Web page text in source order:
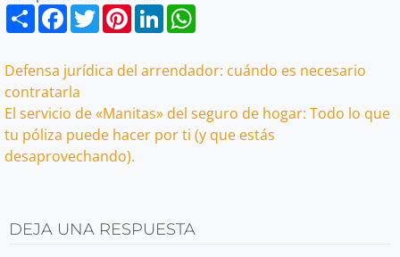
ShareFacebook
TwitterPinterest
LinkedIn
Navegación
de
entradas
Defensa jurídica del arrendador: cuándo es necesario
contratarla
El servicio de «Manitas» del seguro de hogar: Todo lo que
tu póliza puede hacer por ti (y que estás
desaprovechando).
DEJA UNA RESPUESTA